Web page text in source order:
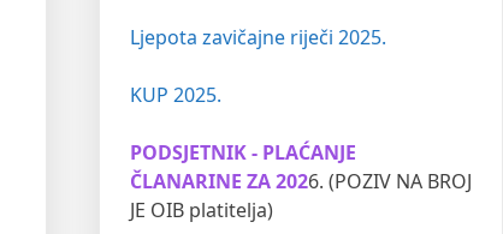
Ljepota zavičajne riječi 2025.
KUP 2025.
PODSJETNIK - PLAĆANJE
ČLANARINE ZA 2026. (POZIV NA BROJ
JE OIB platitelja)